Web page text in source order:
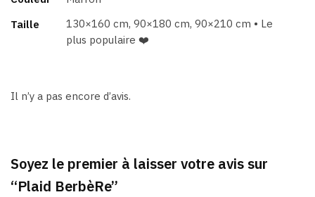
Taille
130×160 cm, 90×180 cm, 90×210 cm • Le
plus populaire ❤️
Il n’y a pas encore d’avis.
Soyez le premier à laisser votre avis sur
“Plaid BerbèRe”